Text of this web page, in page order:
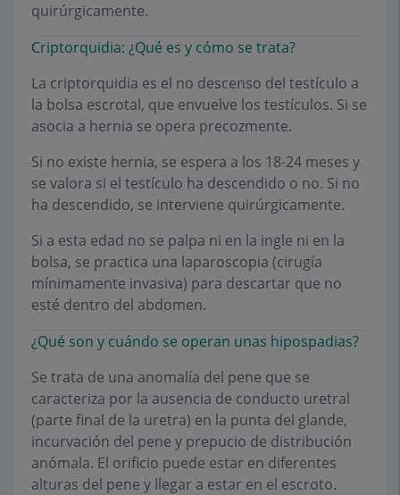
quirúrgicamente.
Criptorquidia: ¿Qué es y cómo se trata?
La criptorquidia es el no descenso del testículo a
la bolsa escrotal, que envuelve los testículos. Si se
asocia a hernia se opera precozmente.
Si no existe hernia, se espera a los 18-24 meses y
se valora si el testículo ha descendido o no. Si no
ha descendido, se interviene quirúrgicamente.
Si a esta edad no se palpa ni en la ingle ni en la
bolsa, se practica una laparoscopia (cirugía
mínimamente invasiva) para descartar que no
esté dentro del abdomen.
¿Qué son y cuándo se operan unas hipospadias?
Se trata de una anomalía del pene que se
caracteriza por la ausencia de conducto uretral
(parte final de la uretra) en la punta del glande,
incurvación del pene y prepucio de distribución
anómala. El orificio puede estar en diferentes
alturas del pene y llegar a estar en el escroto.